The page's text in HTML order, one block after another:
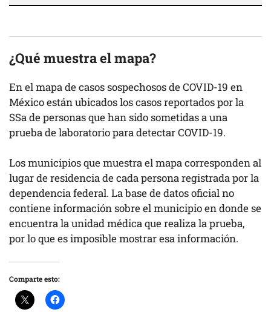
¿Qué muestra el mapa?
En el mapa de casos sospechosos de COVID-19 en
México están ubicados los casos reportados por la
SSa de personas que han sido sometidas a una
prueba de laboratorio para detectar COVID-19.
Los municipios que muestra el mapa corresponden al
lugar de residencia de cada persona registrada por la
dependencia federal. La base de datos oficial no
contiene información sobre el municipio en donde se
encuentra la unidad médica que realiza la prueba,
por lo que es imposible mostrar esa información.
Comparte esto: